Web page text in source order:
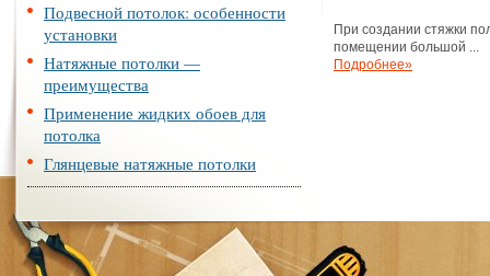
Подвесной потолок: особенности
установки
Натяжные потолки —
преимущества
Применение жидких обоев для
потолка
Глянцевые натяжные потолки
При создании стяжки
помещении большой ...
Подробнее»